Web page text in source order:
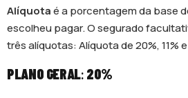
Alíquotaé a porcentagem da base
escolheu pagar. O segurado
três alíquotas: Alíquota de 20%, 11%
PLANO GERAL: 20%